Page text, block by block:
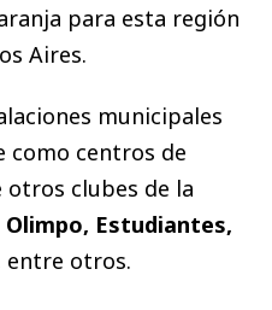
para esta región
Aires.
municipales
como centros de
otros clubes de la
Olimpo, Estudiantes,
entre otros.